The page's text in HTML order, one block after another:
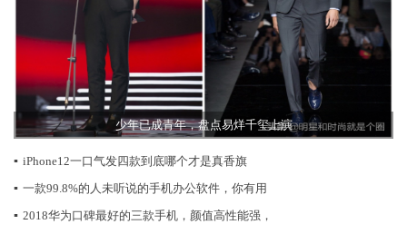
少年已成青年，盘点易烊千玺上演
▪ iPhone12一口气发四款到底哪个才是真香旗
▪ 一款99.8%的人未听说的手机办公软件，你有用
▪ 2018华为口碑最好的三款手机，颜值高性能强，